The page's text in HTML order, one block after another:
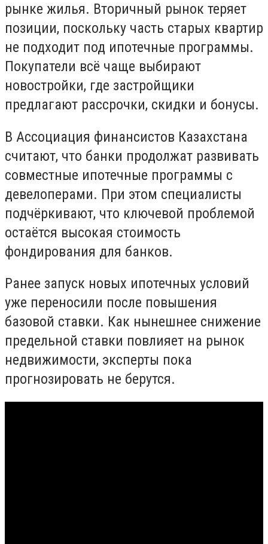
рынке жилья. Вторичный рынок теряет
позиции, поскольку часть старых квартир
не подходит под ипотечные программы.
Покупатели всё чаще выбирают
новостройки, где застройщики
предлагают рассрочки, скидки и бонусы.
В Ассоциация финансистов Казахстана
считают, что банки продолжат развивать
совместные ипотечные программы с
девелоперами. При этом специалисты
подчёркивают, что ключевой проблемой
остаётся высокая стоимость
фондирования для банков.
Ранее запуск новых ипотечных условий
уже переносили после повышения
базовой ставки. Как нынешнее снижение
предельной ставки повлияет на рынок
недвижимости, эксперты пока
прогнозировать не берутся.